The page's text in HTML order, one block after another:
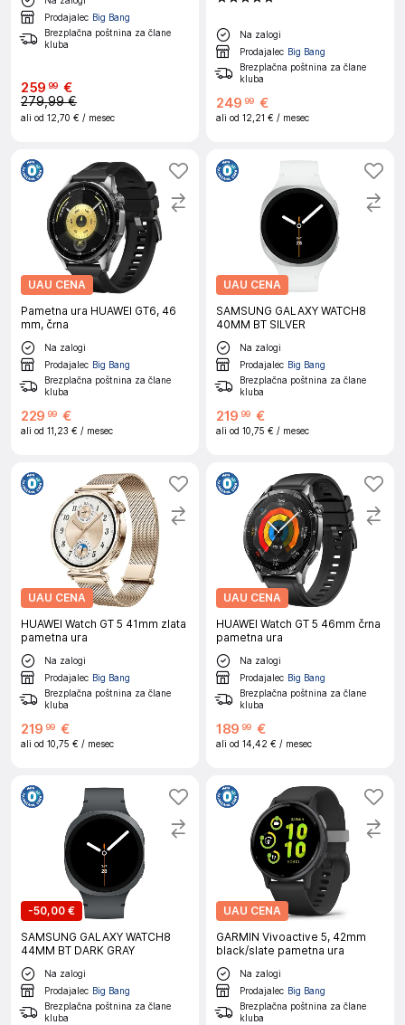
- S/M
Prodajalec Big Bang
Brezplačna poštnina za člane
kluba
259 99 €
279,99 €
ali od 12,70 € / mesec
Na zalogi
Prodajalec Big Bang
Brezplačna poštnina za člane
kluba
249 99 €
ali od 12,21 € / mesec
UAU CENA
Pametna ura HUAWEI GT6, 46
mm, črna
Na zalogi
Prodajalec Big Bang
Brezplačna poštnina za člane
kluba
229 99 €
ali od 11,23 € / mesec
UAU CENA
SAMSUNG GALAXY WATCH8
40MM BT SILVER
Na zalogi
Prodajalec Big Bang
Brezplačna poštnina za člane
kluba
219 99 €
ali od 10,75 € / mesec
UAU CENA
HUAWEI Watch GT 5 41mm zlata
pametna ura
Na zalogi
Prodajalec Big Bang
Brezplačna poštnina za člane
kluba
219 99 €
ali od 10,75 € / mesec
UAU CENA
HUAWEI Watch GT 5 46mm črna
pametna ura
Na zalogi
Prodajalec Big Bang
Brezplačna poštnina za člane
kluba
189 99 €
ali od 14,42 € / mesec
-50,00 €
SAMSUNG GALAXY WATCH8
44MM BT DARK GRAY
Na zalogi
Prodajalec Big Bang
Brezplačna poštnina za člane
kluba
UAU CENA
GARMIN Vivoactive 5, 42mm
black/slate pametna ura
Na zalogi
Prodajalec Big Bang
Brezplačna poštnina za člane
kluba